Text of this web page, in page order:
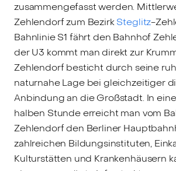
zusammengefasst werden.
Zehlendorf zum BezirkSteglitz-
Bahnlinie S1 fährt den Bahnhof
der U3 kommt man direkt zur
Zehlendorf besticht durch seine
naturnahe Lage bei gleichzeitiger
Anbindung an die Großstadt. In
halben Stunde erreicht man vom
Zehlendorf den Berliner
zahlreichen Bildungsinstituten,
Kulturstätten und Krankenhäusern